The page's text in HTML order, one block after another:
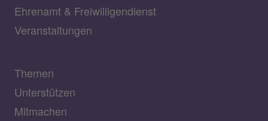
Ehrenamt & Freiwilligendienst
Veranstaltungen
Themen
Unterstützen
Mitmachen